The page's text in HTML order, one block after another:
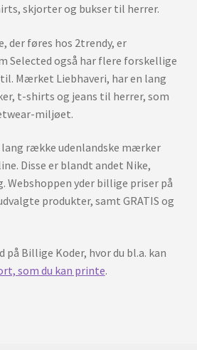
skjorter og bukser til herrer.
der føres hos 2trendy, er
Selected også har flere forskellige
Mærket Liebhaveri, har en lang
t-shirts og jeans til herrer, som
miljøet.
række udenlandske mærker
Disse er blandt andet Nike,
Webshoppen yder billige priser på
produkter, samt GRATIS og
på Billige Koder, hvor du bl.a. kan
som du kan printe.